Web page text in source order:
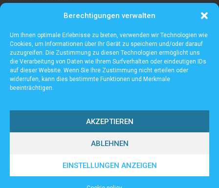
Berechtigungen verwalten
Um Ihnen optimale Erlebnisse zu bieten, verwenden wir Technologien wie
Cookies, um Informationen über Ihr Gerät zu speichern und/oder darauf
zuzugreifen. Die Zustimmung zu diesen Technologien ermöglicht uns
die Verarbeitung von Daten wie Ihrem Surfverhalten oder eindeutigen IDs
auf dieser Website. Wenn Sie Ihre Zustimmung nicht erteilen oder
widerrufen, kann dies bestimmte Funktionen und Merkmale
beeinträchtigen.
AKZEPTIEREN
ABLEHNEN
EINSTELLUNGEN ANZEIGEN
Was Sie über die Außenlagerung von Waren und Produkten wissen
müssen